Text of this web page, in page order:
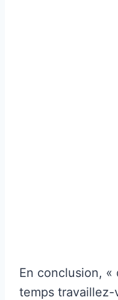
En conclusion,
temps travaillez-